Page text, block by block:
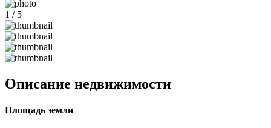
1 / 5
Описание недвижимости
Площадь земли